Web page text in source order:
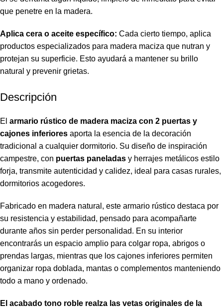
que penetre en la madera.
Aplica cera o aceite específico: Cada cierto tiempo, aplica
productos especializados para madera maciza que nutran y
protejan su superficie. Esto ayudará a mantener su brillo
natural y prevenir grietas.
Descripción
El armario rústico de madera maciza con 2 puertas y
cajones inferiores aporta la esencia de la decoración
tradicional a cualquier dormitorio. Su diseño de inspiración
campestre, con puertas paneladas y herrajes metálicos estilo
forja, transmite autenticidad y calidez, ideal para casas rurales,
dormitorios acogedores.
Fabricado en madera natural, este armario rústico destaca por
su resistencia y estabilidad, pensado para acompañarte
durante años sin perder personalidad. En su interior
encontrarás un espacio amplio para colgar ropa, abrigos o
prendas largas, mientras que los cajones inferiores permiten
organizar ropa doblada, mantas o complementos manteniendo
todo a mano y ordenado.
El acabado tono roble realza las vetas originales de la